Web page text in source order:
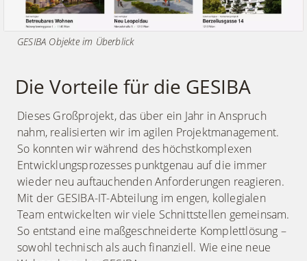
GESIBA Objekte im Überblick
Die Vorteile für die GESIBA
Dieses Großprojekt, das über ein Jahr in Anspruch
nahm, realisierten wir im agilen Projektmanagement.
So konnten wir während des höchstkomplexen
Entwicklungsprozesses punktgenau auf die immer
wieder neu auftauchenden Anforderungen reagieren.
Mit der GESIBA-IT-Abteilung im engen, kollegialen
Team entwickelten wir viele Schnittstellen gemeinsam.
So entstand eine maßgeschneiderte Komplettlösung –
sowohl technisch als auch finanziell. Wie eine neue